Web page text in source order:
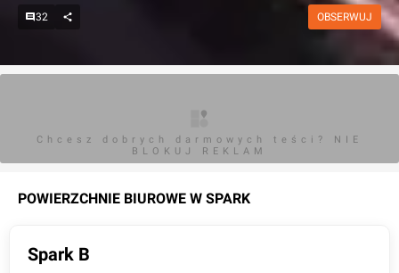
32 OBSERWUJ
Chcesz dobrych darmowych teści? NIE
BLOKUJ REKLAM
POWIERZCHNIE BIUROWE W SPARK
Spark B